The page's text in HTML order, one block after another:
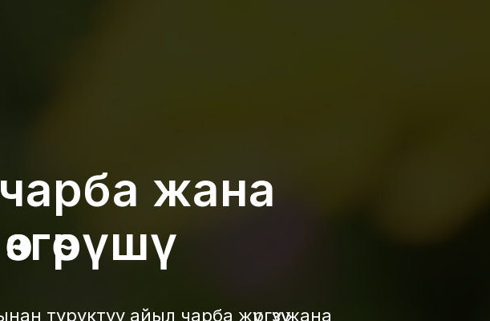
жана
туруктуу айыл чарба жүргүзүү жана